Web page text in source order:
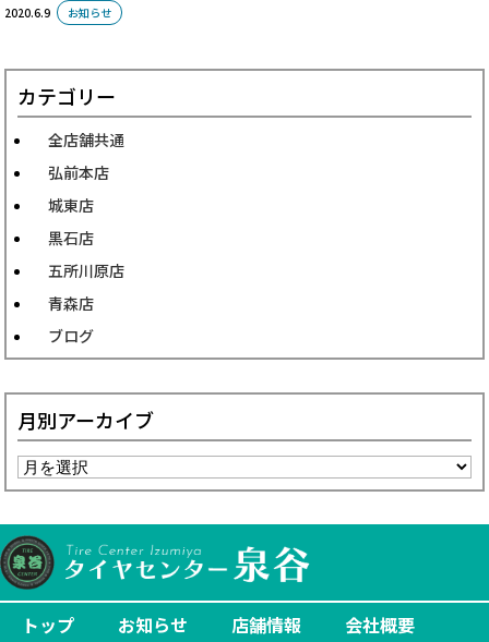
2020.6.9 お知らせ
カテゴリー
全店舗共通
弘前本店
城東店
黒石店
五所川原店
青森店
ブログ
月別アーカイブ
トップ お知らせ 店舗情報 会社概要